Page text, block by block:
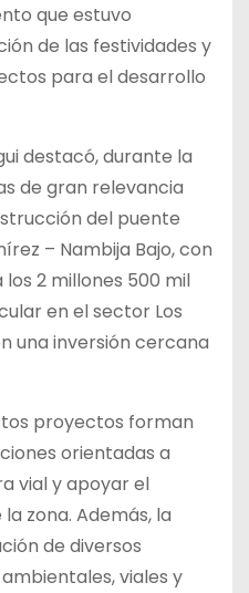
que estuvo
de las festividades y
para el desarrollo
destacó, durante la
de gran relevancia
del puente
– Nambija Bajo, con
2 millones 500 mil
en el sector Los
una inversión cercana
proyectos forman
orientadas a
vial y apoyar el
zona. Además, la
de diversos
viales y